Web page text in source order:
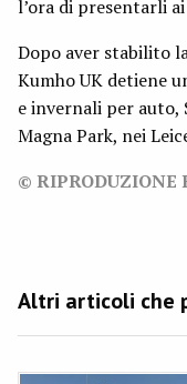
l’ora di presentarli
Dopo aver stabilito
Kumho UK detiene
e invernali per auto,
Magna Park, nei
© RIPRODUZIONE